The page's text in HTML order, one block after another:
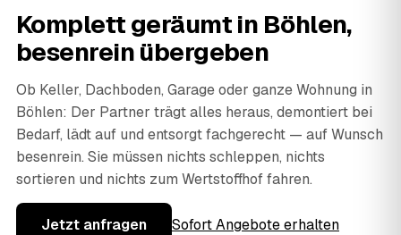
Komplett geräumt in Böhlen,
besenrein übergeben
Ob Keller, Dachboden, Garage oder ganze Wohnung in
Böhlen: Der Partner trägt alles heraus, demontiert bei
Bedarf, lädt auf und entsorgt fachgerecht — auf Wunsch
besenrein. Sie müssen nichts schleppen, nichts
sortieren und nichts zum Wertstoffhof fahren.
Jetzt anfragen Sofort Angebote erhalten